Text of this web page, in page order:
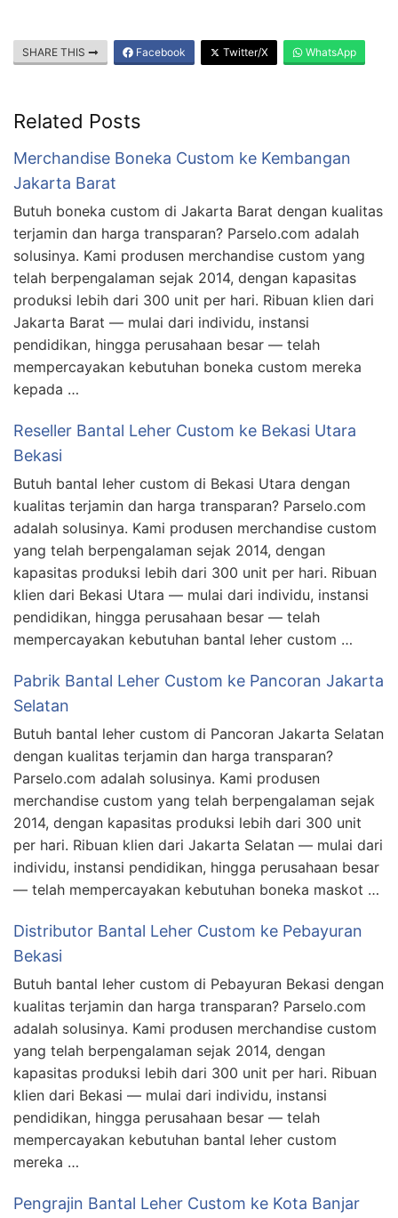
SHARE THIS Facebook Twitter/X WhatsApp
Related Posts
Merchandise Boneka Custom ke Kembangan
Jakarta Barat
Butuh boneka custom di Jakarta Barat dengan kualitas
terjamin dan harga transparan? Parselo.com adalah
solusinya. Kami produsen merchandise custom yang
telah berpengalaman sejak 2014, dengan kapasitas
produksi lebih dari 300 unit per hari. Ribuan klien dari
Jakarta Barat — mulai dari individu, instansi
pendidikan, hingga perusahaan besar — telah
mempercayakan kebutuhan boneka custom mereka
kepada …
Reseller Bantal Leher Custom ke Bekasi Utara
Bekasi
Butuh bantal leher custom di Bekasi Utara dengan
kualitas terjamin dan harga transparan? Parselo.com
adalah solusinya. Kami produsen merchandise custom
yang telah berpengalaman sejak 2014, dengan
kapasitas produksi lebih dari 300 unit per hari. Ribuan
klien dari Bekasi Utara — mulai dari individu, instansi
pendidikan, hingga perusahaan besar — telah
mempercayakan kebutuhan bantal leher custom …
Pabrik Bantal Leher Custom ke Pancoran Jakarta
Selatan
Butuh bantal leher custom di Pancoran Jakarta Selatan
dengan kualitas terjamin dan harga transparan?
Parselo.com adalah solusinya. Kami produsen
merchandise custom yang telah berpengalaman sejak
2014, dengan kapasitas produksi lebih dari 300 unit
per hari. Ribuan klien dari Jakarta Selatan — mulai dari
individu, instansi pendidikan, hingga perusahaan besar
— telah mempercayakan kebutuhan boneka maskot …
Distributor Bantal Leher Custom ke Pebayuran
Bekasi
Butuh bantal leher custom di Pebayuran Bekasi dengan
kualitas terjamin dan harga transparan? Parselo.com
adalah solusinya. Kami produsen merchandise custom
yang telah berpengalaman sejak 2014, dengan
kapasitas produksi lebih dari 300 unit per hari. Ribuan
klien dari Bekasi — mulai dari individu, instansi
pendidikan, hingga perusahaan besar — telah
mempercayakan kebutuhan bantal leher custom
mereka …
Pengrajin Bantal Leher Custom ke Kota Banjar